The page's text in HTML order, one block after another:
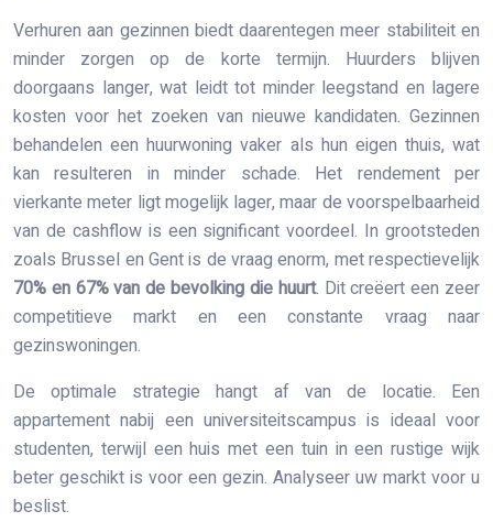
Verhuren aan gezinnen biedt daarentegen meer stabiliteit en
minder zorgen op de korte termijn. Huurders blijven
doorgaans langer, wat leidt tot minder leegstand en lagere
kosten voor het zoeken van nieuwe kandidaten. Gezinnen
behandelen een huurwoning vaker als hun eigen thuis, wat
kan resulteren in minder schade. Het rendement per
vierkante meter ligt mogelijk lager, maar de voorspelbaarheid
van de cashflow is een significant voordeel. In grootsteden
zoals Brussel en Gent is de vraag enorm, met respectievelijk
70% en 67% van de bevolking die huurt. Dit creëert een zeer
competitieve markt en een constante vraag naar
gezinswoningen.
De optimale strategie hangt af van de locatie. Een
appartement nabij een universiteitscampus is ideaal voor
studenten, terwijl een huis met een tuin in een rustige wijk
beter geschikt is voor een gezin. Analyseer uw markt voor u
beslist.